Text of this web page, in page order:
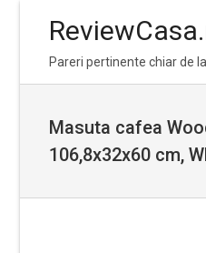
Pareri pertinente chiar de
Masuta cafea
106,8x32x60 cm,